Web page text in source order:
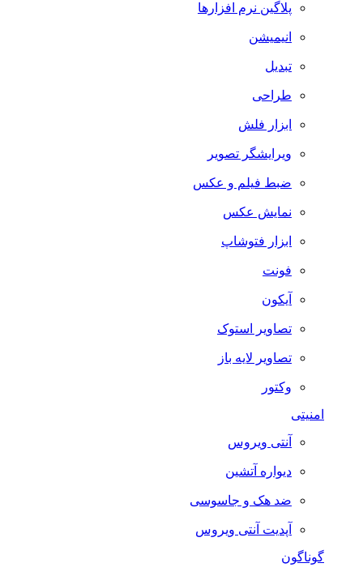
پلاگین نرم افزارها
انیمیشن
تبدیل
طراحی
ابزار فلش
ویرایشگر تصویر
ضبط فيلم و عكس
نمایش عکس
ابزار فتوشاپ
فونت
آیکون
تصاویر استوک
تصاویر لایه باز
وکتور
آنتی ویروس
دیواره آتشین
ضد هک و جاسوسی
آپدیت آنتی ویروس
گوناگون